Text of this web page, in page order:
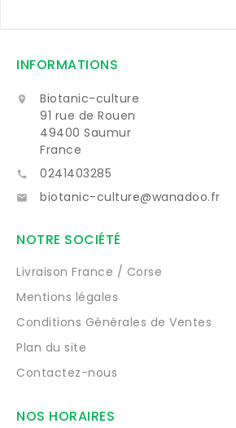
INFORMATIONS

Biotanic-culture
91 rue de Rouen
49400 Saumur
France
 0241403285
 biotanic-culture@wanadoo.fr
NOTRE SOCIÉTÉ
Livraison France / Corse
Mentions légales
Conditions Générales de Ventes
Plan du site
Contactez-nous
NOS HORAIRES